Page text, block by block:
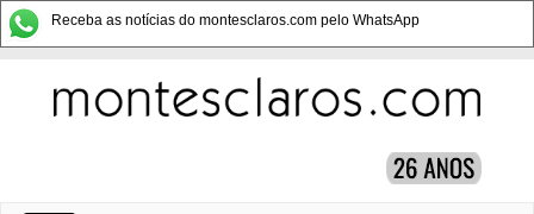
Receba as notícias do montesclaros.com pelo WhatsApp